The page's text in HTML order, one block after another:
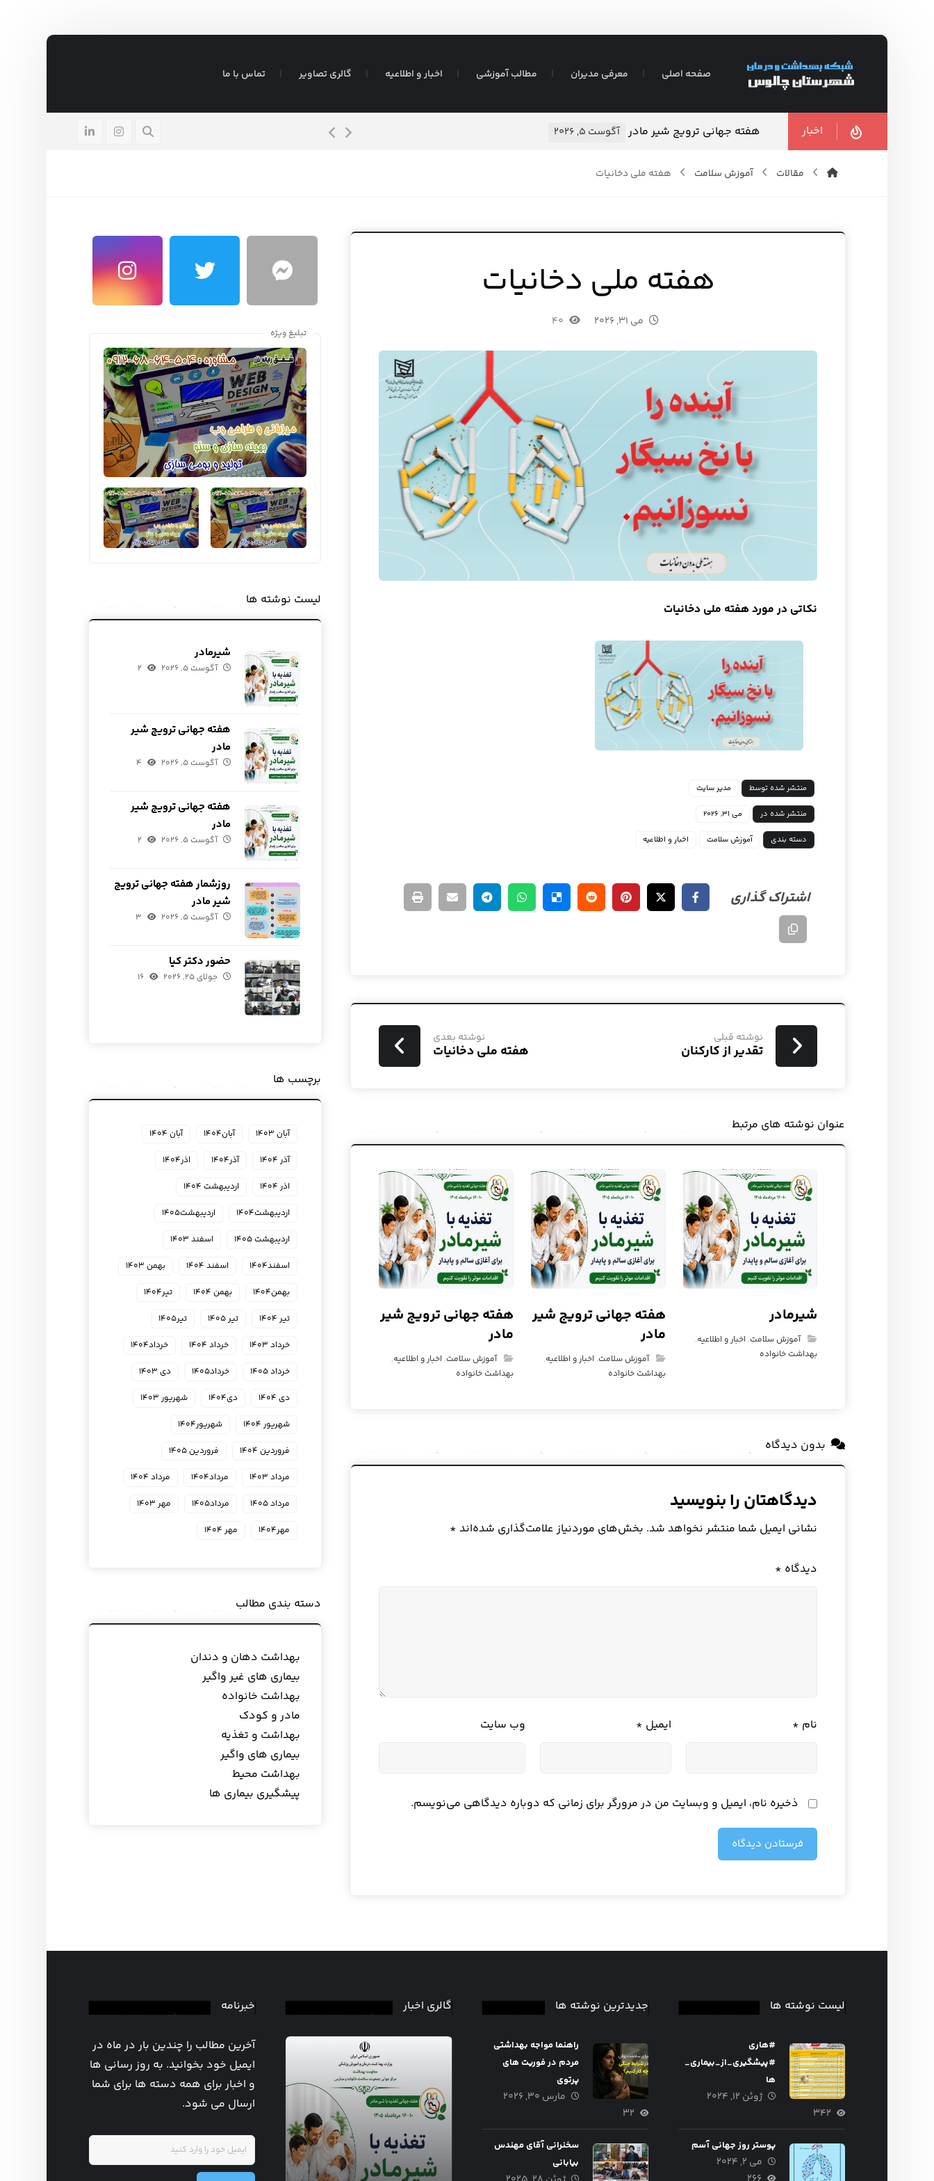
صفحه اصلی معرفی مدیران مطالب آموزشی اخبار و اطلاعیه گالری تصاویر تماس با ما
اخبار شیرمادر هفته جهانی ترویج شیر مادر آگوست ۵, ۲۰۲۶
مقالات آموزش سلامت هفته ملی دخانیات
هفته ملی دخانیات
می ۳۱, ۲۰۲۶ ۴۰
نکاتی در مورد هفته ملی دخانیات
منتشر شده توسط مدیر سایت
منتشر شده در می ۳۱, ۲۰۲۶
دسته بندی آموزش سلامت اخبار و اطلاعیه
نوشته قبلی
تقدیر از کارکنان
نوشته بعدی
هفته ملی دخانیات
عنوان ‫نوشته های مرتبط
شیرمادر
آموزش سلامت, اخبار و اطلاعیه,
بهداشت خانواده
هفته جهانی ترویج شیر
مادر
آموزش سلامت, اخبار و اطلاعیه,
بهداشت خانواده
هفته جهانی ترویج شیر
مادر
آموزش سلامت, اخبار و اطلاعیه,
بهداشت خانواده
بدون دیدگاه
دیدگاهتان را بنویسید
نشانی ایمیل شما منتشر نخواهد شد. بخش‌های موردنیاز علامت‌گذاری شده‌اند *
دیدگاه *
نام * ایمیل * وب‌ سایت
ذخیره نام، ایمیل و وبسایت من در مرورگر برای زمانی که دوباره دیدگاهی می‌نویسم.
فرستادن دیدگاه
تبلیغ ویژه
لیست نوشته ها
شیرمادر
آگوست ۵, ۲۰۲۶ ۲
هفته جهانی ترویج شیر
مادر
آگوست ۵, ۲۰۲۶ ۴
هفته جهانی ترویج شیر
مادر
آگوست ۵, ۲۰۲۶ ۲
روزشمار هفته جهانی ترویج
شیر مادر
آگوست ۵, ۲۰۲۶ ۳
حضور دکتر کیا
جولای ۲۵, ۲۰۲۶ ۱۶
برچسب ها
آبان ۱۴۰۳ آبان۱۴۰۴
آبان ۱۴۰۴
آذر ۱۴۰۴
آذر۱۴۰۴
اذر۱۴۰۴
اذر ۱۴۰۴
اردیبهشت ۱۴۰۴
اردیبهشت۱۴۰۴
اردیبهشت۱۴۰۵
اردیبهشت ۱۴۰۵
اسفند ۱۴۰۳
اسفند۱۴۰۴
اسفند ۱۴۰۴
بهمن ۱۴۰۳
بهمن۱۴۰۴
بهمن ۱۴۰۴
تیر۱۴۰۴
تیر ۱۴۰۴
تیر ۱۴۰۵
تیر۱۴۰۵
خرداد ۱۴۰۳
خرداد ۱۴۰۴
خرداد۱۴۰۴
خرداد ۱۴۰۵
خرداد۱۴۰۵
دی ۱۴۰۳
دی ۱۴۰۴
دی۱۴۰۴
شهریور ۱۴۰۳
شهریور ۱۴۰۴
شهریور۱۴۰۴
فروردین ۱۴۰۴
فروردین ۱۴۰۵
مرداد ۱۴۰۳
مرداد۱۴۰۴
مرداد ۱۴۰۴
مرداد ۱۴۰۵
مرداد۱۴۰۵
مهر ۱۴۰۳
مهر۱۴۰۴
مهر ۱۴۰۴
دسته بندی مطالب
بهداشت دهان و دندان
بیماری های غیر واگیر
بهداشت خانواده
مادر و کودک
بهداشت و تغذیه
بیماری های واگیر
بهداشت محیط
پیشگیری بیماری ها
لیست نوشته ها
#هاری
#پیشگیری_از_بیماری_
ها
ژوئن ۱۲, ۲۰۲۴
۳۴۲
پوستر روز جهانی آسم
می ۲, ۲۰۲۴
جدیدترین نوشته ها
راهنما مواجه بهداشتی
مردم در فوریت های
پرتوی
مارس ۳۰, ۲۰۲۶
۳۲
سخنرانی آقای مهندس
بیابانی
گالری اخبار
روزشمار هفته
خبرنامه
آخرین مطالب را چندین بار در ماه در
ایمیل خود بخوانید. به روز رسانی ها
و اخبار برای همه دسته ها برای شما
ارسال می شود.